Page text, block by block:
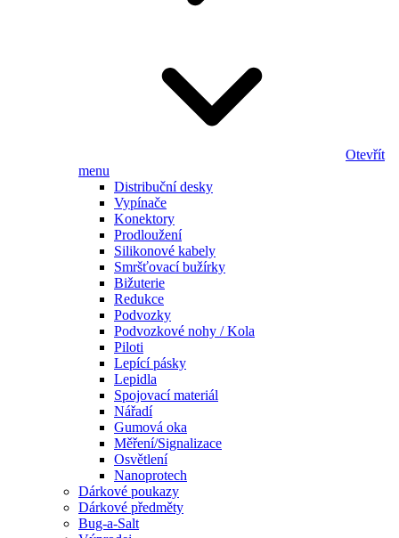
Otevřít
menu
Distribuční desky
Vypínače
Konektory
Prodloužení
Silikonové kabely
Smršťovací bužírky
Bižuterie
Redukce
Podvozky
Podvozkové nohy / Kola
Piloti
Lepící pásky
Lepidla
Spojovací materiál
Nářadí
Gumová oka
Měření/Signalizace
Osvětlení
Nanoprotech
Dárkové poukazy
Dárkové předměty
Bug-a-Salt